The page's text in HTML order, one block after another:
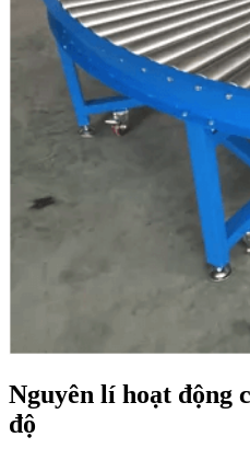
Nguyên lí hoạt động
độ